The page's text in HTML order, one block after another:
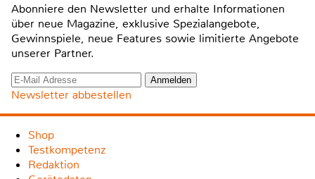
Abonniere den Newsletter und erhalte Informationen
über neue Magazine, exklusive Spezialangebote,
Gewinnspiele, neue Features sowie limitierte Angebote
unserer Partner.
Newsletter abbestellen
Shop
Testkompetenz
Redaktion